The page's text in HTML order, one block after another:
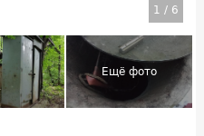
1 / 6